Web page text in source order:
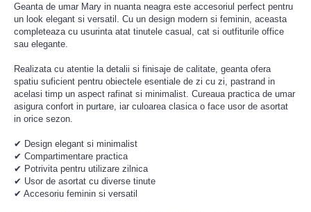
Geanta de umar Mary in nuanta neagra este accesoriul perfect pentru
un look elegant si versatil. Cu un design modern si feminin, aceasta
completeaza cu usurinta atat tinutele casual, cat si outfiturile office
sau elegante.
Realizata cu atentie la detalii si finisaje de calitate, geanta ofera
spatiu suficient pentru obiectele esentiale de zi cu zi, pastrand in
acelasi timp un aspect rafinat si minimalist. Cureaua practica de umar
asigura confort in purtare, iar culoarea clasica o face usor de asortat
in orice sezon.
✔ Design elegant si minimalist
✔ Compartimentare practica
✔ Potrivita pentru utilizare zilnica
✔ Usor de asortat cu diverse tinute
✔ Accesoriu feminin si versatil